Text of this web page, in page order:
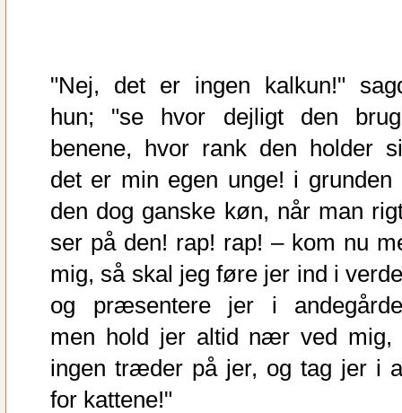
"Nej, det er ingen kalkun!"
hun; "se hvor dejligt den
benene, hvor rank den holder
det er min egen unge! i grunden
den dog ganske køn, når man
ser på den! rap! rap! – kom nu
mig, så skal jeg føre jer ind i
og præsentere jer i
men hold jer altid nær ved mig,
ingen træder på jer, og tag jer i
for kattene!"